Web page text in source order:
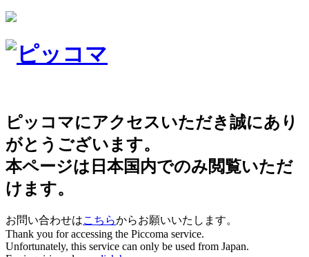
ピッコマにアクセスいただき誠にあり
がとうございます。
本ページは日本国内でのみ閲覧いただ
けます。
お問い合わせはこちらからお願いいたします。
Thank you for accessing the Piccoma service.
Unfortunately, this service can only be used from Japan.